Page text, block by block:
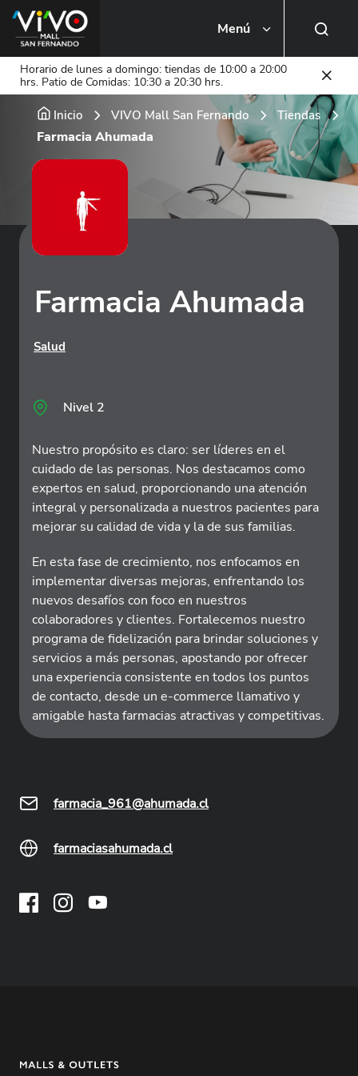
Menú
Busca una tienda o local
Horario de lunes a domingo: tiendas de 10:00 a 20:00
hrs. Patio de Comidas: 10:30 a 20:30 hrs.
Inicio VIVO Mall San Fernando Tiendas
Farmacia Ahumada
Farmacia Ahumada
Salud
Nivel 2
Nuestro propósito es claro: ser líderes en el
cuidado de las personas. Nos destacamos como
expertos en salud, proporcionando una atención
integral y personalizada a nuestros pacientes para
mejorar su calidad de vida y la de sus familias.
En esta fase de crecimiento, nos enfocamos en
implementar diversas mejoras, enfrentando los
nuevos desafíos con foco en nuestros
colaboradores y clientes. Fortalecemos nuestro
programa de fidelización para brindar soluciones y
servicios a más personas, apostando por ofrecer
una experiencia consistente en todos los puntos
de contacto, desde un e-commerce llamativo y
amigable hasta farmacias atractivas y competitivas.
farmacia_961@ahumada.cl
farmaciasahumada.cl